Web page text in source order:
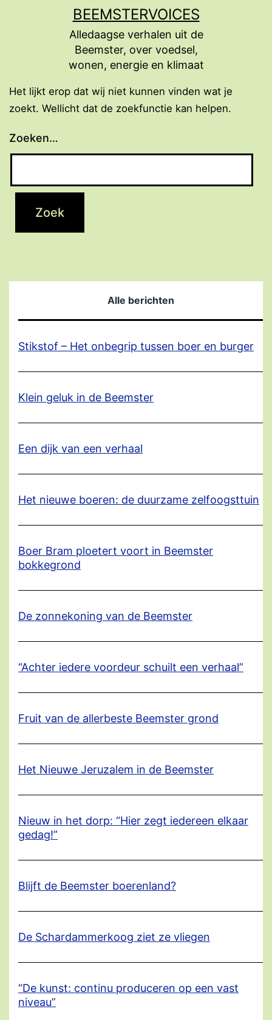
BEEMSTERVOICES
Alledaagse verhalen uit de
Beemster, over voedsel,
wonen, energie en klimaat
Het lijkt erop dat wij niet kunnen vinden wat je
zoekt. Wellicht dat de zoekfunctie kan helpen.
Zoeken…
Alle berichten
Stikstof – Het onbegrip tussen boer en burger
Klein geluk in de Beemster
Een dijk van een verhaal
Het nieuwe boeren: de duurzame zelfoogsttuin
Boer Bram ploetert voort in Beemster
bokkegrond
De zonnekoning van de Beemster
“Achter iedere voordeur schuilt een verhaal”
Fruit van de allerbeste Beemster grond
Het Nieuwe Jeruzalem in de Beemster
Nieuw in het dorp: “Hier zegt iedereen elkaar
gedag!”
Blijft de Beemster boerenland?
De Schardammerkoog ziet ze vliegen
“De kunst: continu produceren op een vast
niveau”